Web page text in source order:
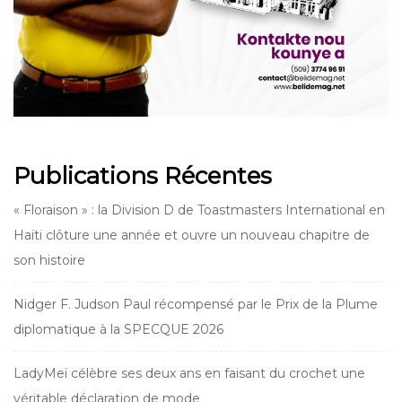
Publications Récentes
« Floraison » : la Division D de Toastmasters International en
Haïti clôture une année et ouvre un nouveau chapitre de
son histoire
Nidger F. Judson Paul récompensé par le Prix de la Plume
diplomatique à la SPECQUE 2026
LadyMeï célèbre ses deux ans en faisant du crochet une
véritable déclaration de mode